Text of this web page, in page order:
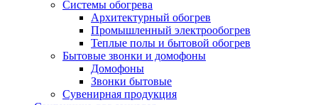
Системы обогрева
Архитектурный обогрев
Промышленный электрообогрев
Теплые полы и бытовой обогрев
Бытовые звонки и домофоны
Домофоны
Звонки бытовые
Сувенирная продукция